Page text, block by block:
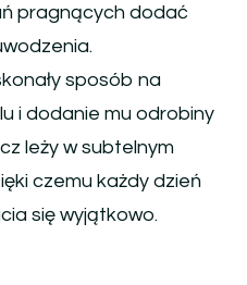
pragnących dodać
sposób na
i dodanie mu odrobiny
leży w subtelnym
czemu każdy dzień
się wyjątkowo.